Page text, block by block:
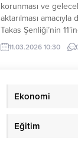
korunması ve
aktarılması
Takas Şenliği’nin
gerçekleştirecek.
testleri tamamlanmış
Kalkınma Kooperatifi
için...
11.03.2026 10:30
Ekonomi
Eğitim